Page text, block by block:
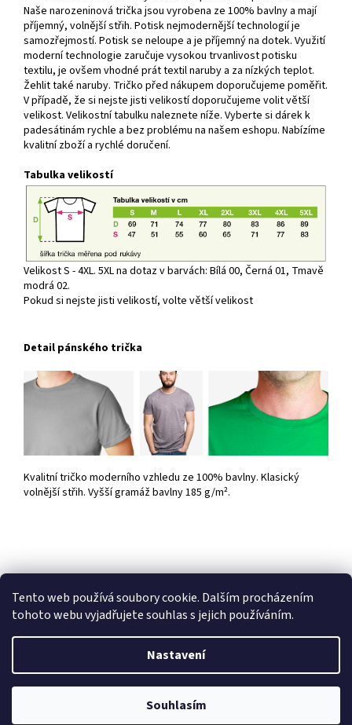
Tento web používá soubory cookie. Dalším procházením
tohoto webu vyjadřujete souhlas s jejich používáním.
Nastavení
Souhlasím
Naše narozeninová trička jsou vyrobena ze 100% bavlny a mají
příjemný, volnější střih. Potisk nejmodernější technologií je
samozřejmostí. Potisk se neloupe a je příjemný na dotek. Využití
moderní technologie zaručuje vysokou trvanlivost potisku
textilu, je ovšem vhodné prát textil naruby a za nízkých teplot.
Žehlit také naruby. Tričko před nákupem doporučujeme poměřit.
V případě, že si nejste jisti velikostí doporučujeme volit větší
velikost. Velikostní tabulku naleznete níže. Vyberte si dárek k
padesátinám rychle a bez problému na našem eshopu. Nabízíme
kvalitní zboží a rychlé doručení.
Tabulka velikostí
Velikost S - 4XL. 5XL na dotaz v barvách: Bílá 00, Černá 01, Tmavě
modrá 02.
Pokud si nejste jisti velikostí, volte větší velikost
Detail pánského trička
Kvalitní tričko moderního vzhledu ze 100% bavlny. Klasický
volnější střih. Vyšší gramáž bavlny 185 g/m².
Copyright 2026HobbyDárky. Všechna práva vyhrazena.Upravit
nastavení cookies